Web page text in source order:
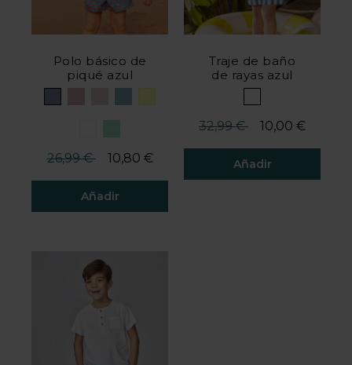
Polo básico de
piqué azul
Precio reducido desde
26,99 €hasta
10,80 €
Añadir
Traje de baño
de rayas azul
Precio reducido desde
32,99 €hasta
10,00 €
Añadir